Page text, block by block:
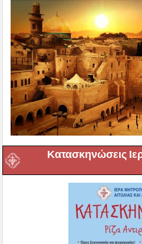
Κατασκηνώσεις